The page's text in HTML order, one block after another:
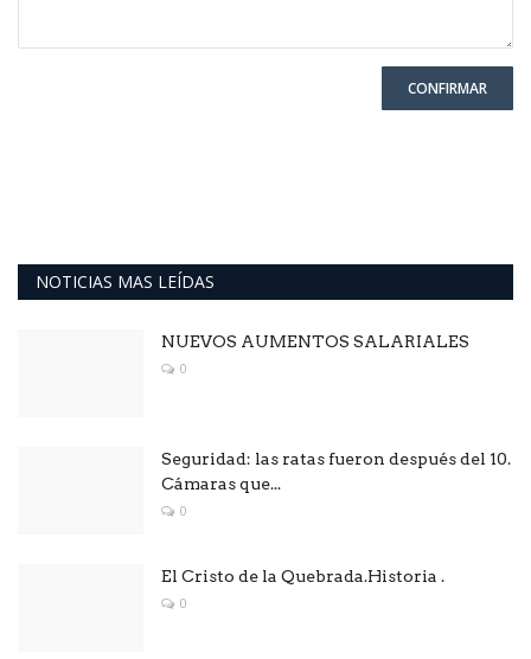
CONFIRMAR
NOTICIAS MAS LEÍDAS
NUEVOS AUMENTOS SALARIALES
0
Seguridad: las ratas fueron después del 10.
Cámaras que...
0
El Cristo de la Quebrada.Historia .
0